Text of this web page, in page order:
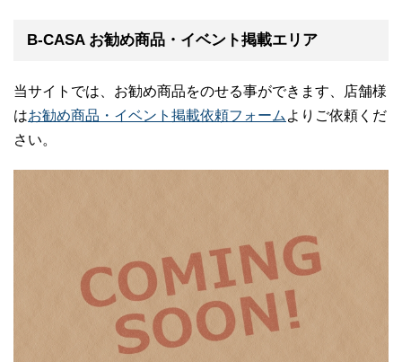
B-CASA お勧め商品・イベント掲載エリア
当サイトでは、お勧め商品をのせる事ができます、店舗様
はお勧め商品・イベント掲載依頼フォーム よりご依頼くだ
さい。